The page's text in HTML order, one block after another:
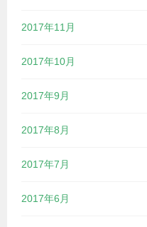
2017年11月
2017年10月
2017年9月
2017年8月
2017年7月
2017年6月